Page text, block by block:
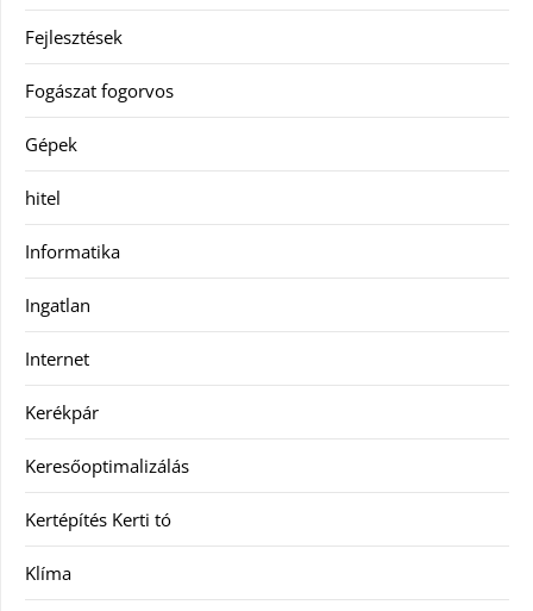
Fejlesztések
Fogászat fogorvos
Gépek
hitel
Informatika
Ingatlan
Internet
Kerékpár
Keresőoptimalizálás
Kertépítés Kerti tó
Klíma